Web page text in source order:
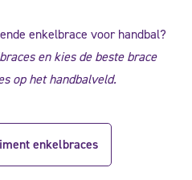
enkelbrace voor handbal?
en kies de beste brace
op het handbalveld.
enkelbraces